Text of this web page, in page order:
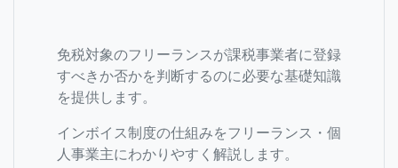
免税対象のフリーランスが課税事業者に登録
すべきか否かを判断するのに必要な基礎知識
を提供します。
インボイス制度の仕組みをフリーランス・個
人事業主にわかりやすく解説します。